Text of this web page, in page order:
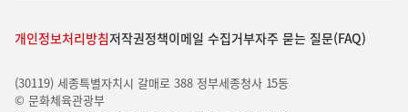
개인정보처리방침저작권정책이메일 수집거부자주 묻는 질문(FAQ)
(30119) 세종특별자치시 갈매로 388 정부세종청사 15동
© 문화체육관광부